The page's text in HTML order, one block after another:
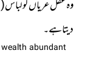
وہ عقل عریاں کو لباس
دیتا ہے۔
abundant